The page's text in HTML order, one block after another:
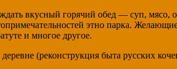
вкусный горячий обед — суп, мясо,
этно парка.
и многое другое.
(реконструкция быта русских